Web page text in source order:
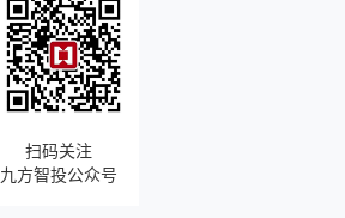
扫码关注
九方智投公众号